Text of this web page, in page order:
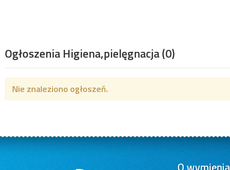
Ogłoszenia Higiena,pielęgnacja(0)
Nie znaleziono ogłoszeń.